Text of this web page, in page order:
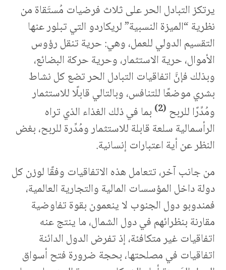
يرتكز التبادل الحر على ثلاث فرضيات مُستَقاة من
نظرية “الميزة النسبية” لريكاردو التي تبلور عنها
التقسيم الدولي للعمل، وهي: حرية تنقل رؤوس
الأموال، حرية الاستثمار، وحرية حركة البضائع،
وبذلك فإنَّ اتفاقيات التبادل الحر تضع كل نشاط
بشري موضعًا للتنافس، وبالتالي قابلًا للاستثمار
ومُدِّرًا للربح (2)
بما في ذلك الغذاء الذي تراه
الرأسمالية سلعة قابلة للاستثمار ومُدِّرة للربح، بغض
النظر عن أية اعتبارات إنسانية.
من جانب آخر، تتعامل هذه الاتفاقيات وفقًا لوزن كل
دولة داخل المؤسسات المالية والتجارية العالمية،
فمندوبو دول الجنوب لا ينعمون بقوة تفاوضية
مقارنة بنظرائهم في دول الشمال، ما ينتج عنه
اتفاقيات غير متكافئة، إذ تفرض الدول الدائنة
اتفاقيات في مصلحتها، بحجة ضرورة فتح أسواق